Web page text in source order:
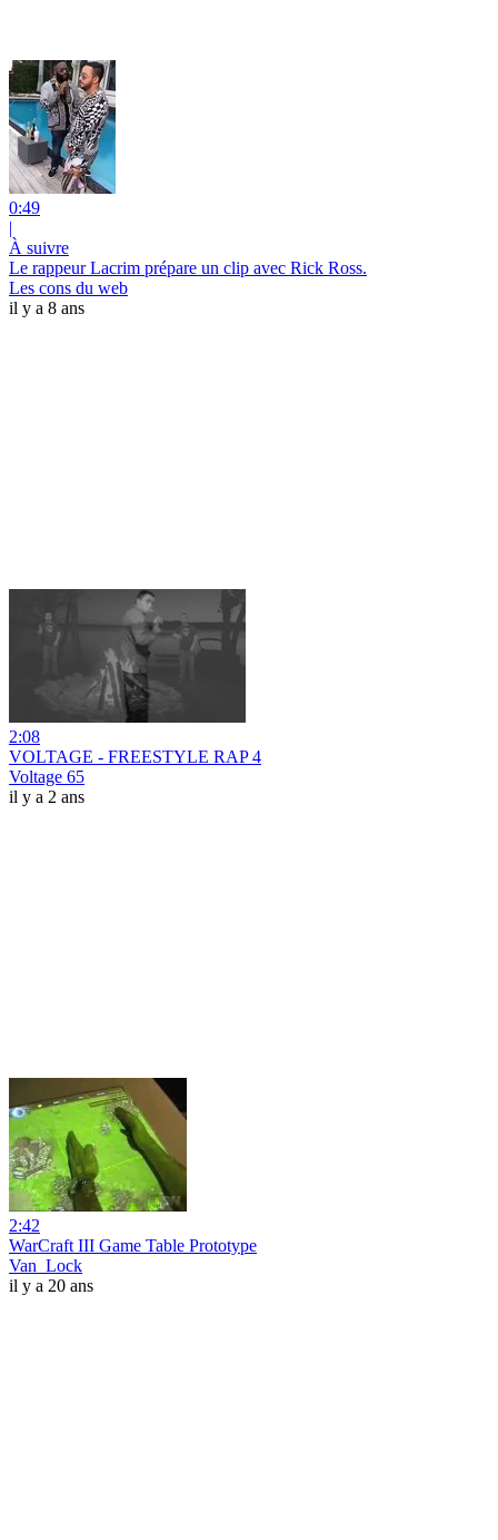
0:49
|
À suivre
Le rappeur Lacrim prépare un clip avec Rick Ross.
Les cons du web
il y a 8 ans
2:08
VOLTAGE - FREESTYLE RAP 4
Voltage 65
il y a 2 ans
2:42
WarCraft III Game Table Prototype
Van_Lock
il y a 20 ans